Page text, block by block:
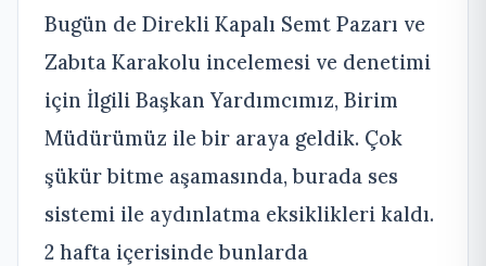
Bugün de Direkli Kapalı Semt Pazarı ve
Zabıta Karakolu incelemesi ve denetimi
için İlgili Başkan Yardımcımız, Birim
Müdürümüz ile bir araya geldik. Çok
şükür bitme aşamasında, burada ses
sistemi ile aydınlatma eksiklikleri kaldı.
2 hafta içerisinde bunlarda